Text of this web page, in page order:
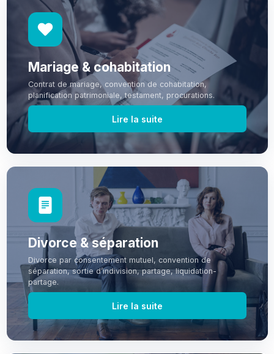
Mariage & cohabitation
Contrat de mariage, convention de cohabitation,
planification patrimoniale, testament, procurations.
Lire la suite
Divorce & séparation
Divorce par consentement mutuel, convention de
séparation, sortie d’indivision, partage, liquidation-
partage.
Lire la suite